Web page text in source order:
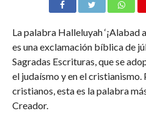
La palabra Halleluyah ‘¡Alabad
es una exclamación bíblica de
Sagradas Escrituras, que se
el judaísmo y en el cristianismo.
cristianos, esta es la palabra
Creador.